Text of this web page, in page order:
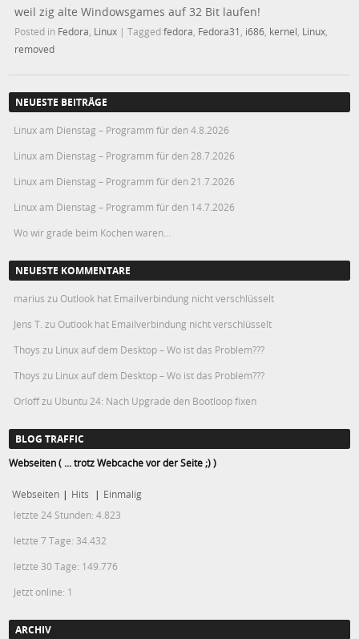
weil zig alte Windowsgames auf 32 Bit laufen!
Posted in Fedora Linux |Taggedfedora Fedora31 i686 kernel Linux
removed
NEUESTE BEITRÄGE
Linux am Dienstag – Programm für den 4.8.2026
Linux am Dienstag – Programm für den 28.7.2026
Linux am Dienstag – Programm für den 21.7.2026
Linux am Dienstag – Programm für den 14.7.2026
Wo wir grade beim Kochen waren…
NEUESTE KOMMENTARE
marius zu Outlook hat Emailverbindung nicht verschlüsselt
Jens T. zu Outlook hat Emailverbindung nicht verschlüsselt
Thoys zu Linux auf dem Desktop – Wo ist das Problem???
Thoys zu Linux auf dem Desktop – Wo ist das Problem???
Orloffzu Ubuntu 24: Nach Upgrade den Bootloop fixen
BLOG TRAFFIC
Webseiten ( ... trotz Webcache vor der Seite ;) )
Webseiten | Hits | Einmalig
letzte 24 Stunden:4.823
letzte 7 Tage: 34.432
letzte 30 Tage: 149.776
Jetzt online: 1
ARCHIV